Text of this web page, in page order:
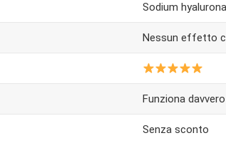
Sodium
Nessun effetto
Funziona davvero
Senza sconto